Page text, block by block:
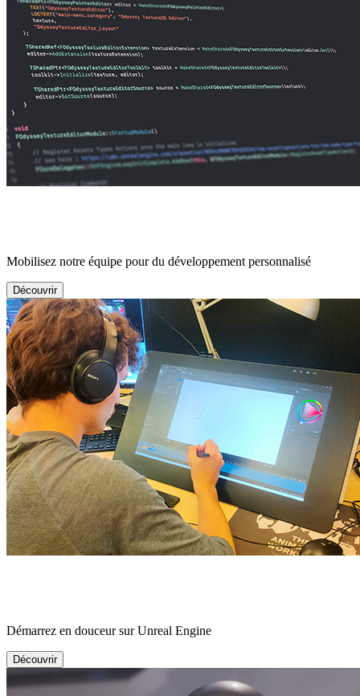
Mobilisez notre équipe pour du développement personnalisé
Découvrir
Démarrez en douceur sur Unreal Engine
Découvrir